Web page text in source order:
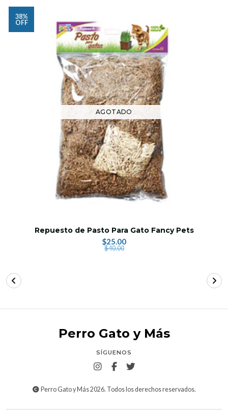
38%
OFF
AGOTADO
Repuesto de Pasto Para Gato Fancy Pets
$25.00
$40.00
Perro Gato y Más
SÍGUENOS
Perro Gato y Más 2026. Todos los derechos reservados.